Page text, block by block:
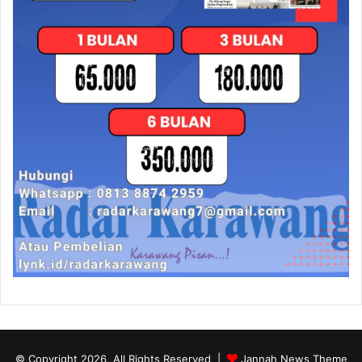
© Copyright 2026, All Rights Reserved | Jannah News Theme